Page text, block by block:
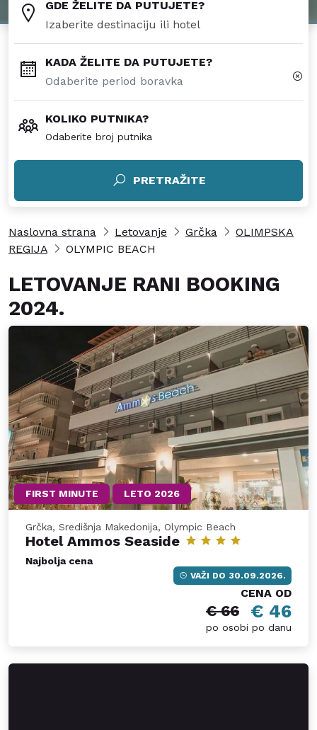
GDE ŽELITE DA PUTUJETE?
KADA ŽELITE DA PUTUJETE?
KOLIKO PUTNIKA?
Odaberite broj putnika
PRETRAŽITE
Naslovna strana Letovanje Grčka
OLIMPSKA
REGIJA
OLYMPIC BEACH
LETOVANJE RANI BOOKING
2024.
FIRST MINUTE LETO 2026
Grčka, Središnja Makedonija, Olympic Beach
Hotel Ammos Seaside
Najbolja cena
VAŽI DO 30.09.2026.
CENA OD
€ 66 € 46
po osobi po danu